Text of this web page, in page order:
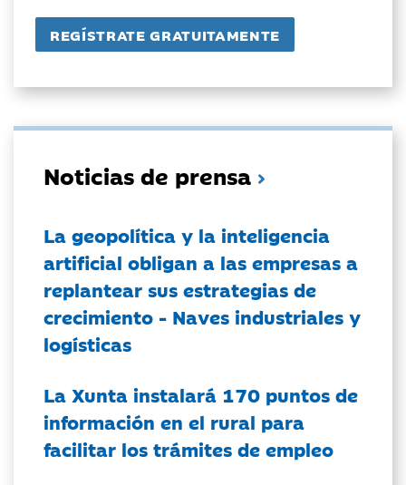
Noticias de prensa
La geopolítica y la inteligencia
artificial obligan a las empresas a
replantear sus estrategias de
crecimiento - Naves industriales y
logísticas
La Xunta instalará 170 puntos de
información en el rural para
facilitar los trámites de empleo